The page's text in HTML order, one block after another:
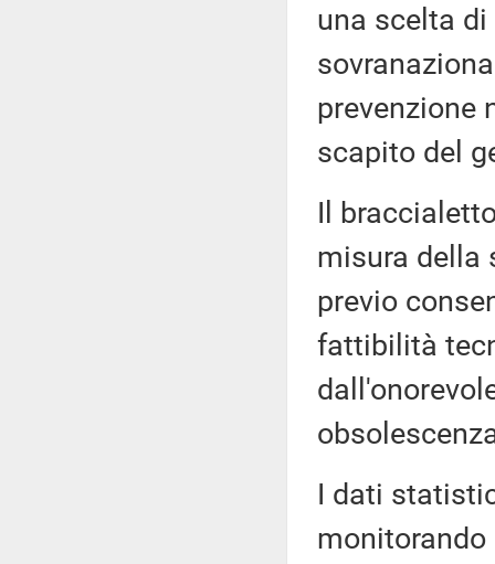
una scelta
prevenzione
scapito del
Il
misura della
previo
fattibilità
I dati